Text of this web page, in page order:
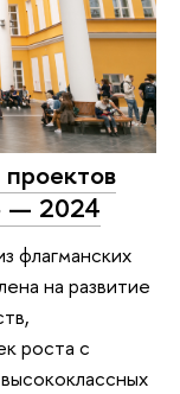
— 2024
флагманских
на развитие
роста с